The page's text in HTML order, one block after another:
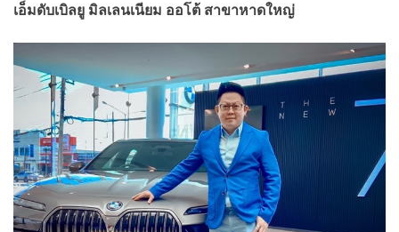
เอ็มดับเบิลยู มิลเลนเนียม ออโต้ สาขาหาดใหญ่